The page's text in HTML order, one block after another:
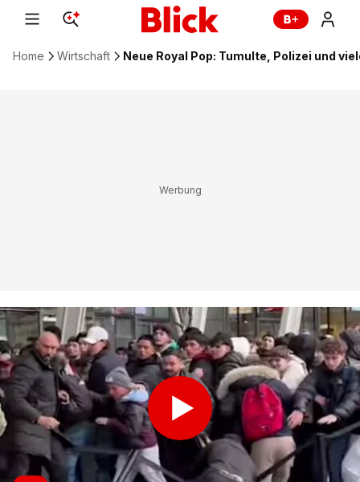
Home Wirtschaft Neue Royal Pop: Tumulte, Polizei und